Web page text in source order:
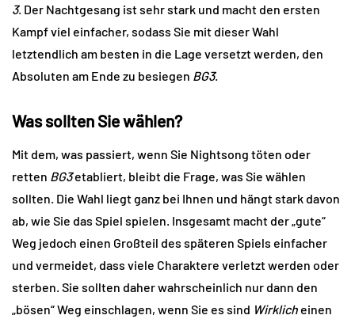
3. Der Nachtgesang ist sehr stark und macht den ersten
Kampf viel einfacher, sodass Sie mit dieser Wahl
letztendlich am besten in die Lage versetzt werden, den
Absoluten am Ende zu besiegen BG3.
Was sollten Sie wählen?
Mit dem, was passiert, wenn Sie Nightsong töten oder
retten BG3etabliert, bleibt die Frage, was Sie wählen
sollten. Die Wahl liegt ganz bei Ihnen und hängt stark davon
ab, wie Sie das Spiel spielen. Insgesamt macht der „gute“
Weg jedoch einen Großteil des späteren Spiels einfacher
und vermeidet, dass viele Charaktere verletzt werden oder
sterben. Sie sollten daher wahrscheinlich nur dann den
„bösen“ Weg einschlagen, wenn Sie es sind Wirklich einen